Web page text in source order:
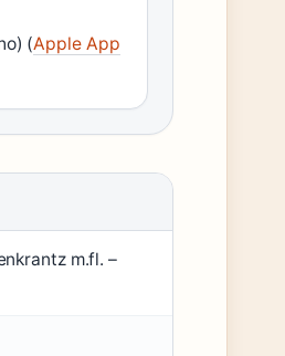
(Apple App
m.fl. –